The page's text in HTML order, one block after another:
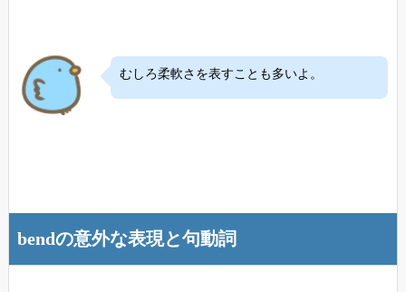
むしろ柔軟さを表すことも多いよ。
bendの意外な表現と句動詞